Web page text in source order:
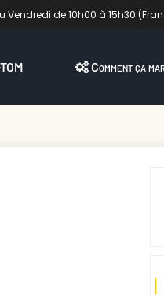
de 10h00 à 15h30
Comment ça